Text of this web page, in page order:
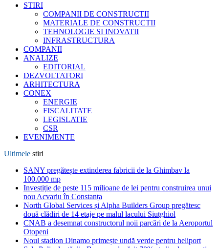
STIRI
COMPANII DE CONSTRUCTII
MATERIALE DE CONSTRUCTII
TEHNOLOGIE SI INOVATII
INFRASTRUCTURA
COMPANII
ANALIZE
EDITORIAL
DEZVOLTATORI
ARHITECTURA
CONEX
ENERGIE
FISCALITATE
LEGISLATIE
CSR
EVENIMENTE
Ultimele stiri
SANY pregătește extinderea fabricii de la Ghimbav la
100.000 mp
Investiție de peste 115 milioane de lei pentru construirea unui
nou Acvariu în Constanța
North Global Services și Alpha Builders Group pregătesc
două clădiri de 14 etaje pe malul lacului Siutghiol
CNAB a desemnat constructorul noii parcări de la Aeroportul
Otopeni
Noul stadion Dinamo primește undă verde pentru heliport